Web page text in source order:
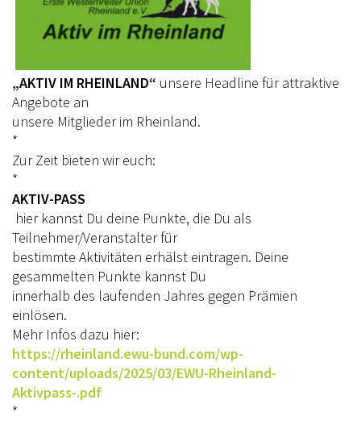
TURNIERSPORT
TURNIERFACHLEUTE
ERGEBNISSE
TROPHY WERTUNG 2026
HORSE AND DOG TRAIL
AKTIV IM RHEINLAND
TREFFPUNKTE IM RHEINLAND
AKTIVPASS
AUSBILDUNG
WESTERNREITEN
„AKTIV IM RHEINLAND“ unsere Headline für attraktive
Angebote an
unsere Mitglieder im Rheinland.
*
Zur Zeit bieten wir euch:
*
AKTIV-PASS
hier kannst Du deine Punkte, die Du als
Teilnehmer/Veranstalter für
bestimmte Aktivitäten erhälst eintragen. Deine
gesammelten Punkte kannst Du
innerhalb des laufenden Jahres gegen Prämien
einlösen.
Mehr Infos dazu hier:
https://rheinland.ewu-bund.com/wp-
content/uploads/2025/03/EWU-Rheinland-
Aktivpass-.pdf
*